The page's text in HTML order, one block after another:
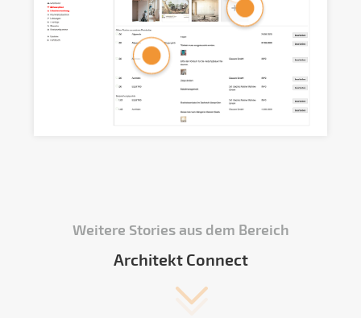
Weitere Stories aus dem Bereich
Architekt Connect